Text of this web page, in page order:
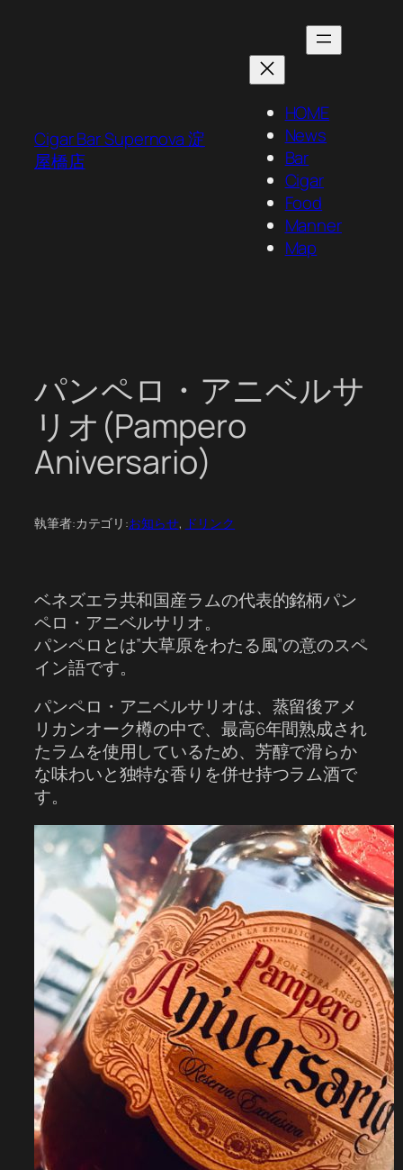
Cigar Bar Supernova 淀
屋橋店
HOME
News
Bar
Cigar
Food
Manner
Map
パンペロ・アニベルサ
リオ(Pampero
Aniversario)
執筆者:カテゴリ:お知らせ, ドリンク
ベネズエラ共和国産ラムの代表的銘柄パン
ペロ・アニベルサリオ。
パンペロとは”大草原をわたる風”の意のスペ
イン語です。
パンペロ・アニベルサリオは、蒸留後アメ
リカンオーク樽の中で、最高6年間熟成され
たラムを使用しているため、芳醇で滑らか
な味わいと独特な香りを併せ持つラム酒で
す。